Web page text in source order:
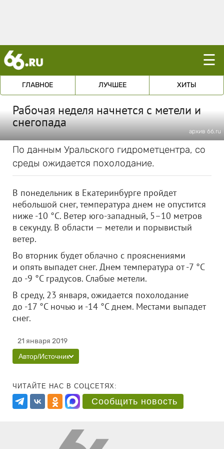
☰
ГЛАВНОЕ ЛУЧШЕЕ ХИТЫ
Рабочая неделя начнется с метели и
снегопада
архив 66.ru
По данным Уральского гидрометцентра, со
среды ожидается похолодание.
В понедельник в Екатеринбурге пройдет
небольшой снег, температура днем не опустится
ниже -10 °C. Ветер юго-западный, 5–10 метров
в секунду. В области — метели и порывистый
ветер.
Во вторник будет облачно с прояснениями
и опять выпадет снег. Днем температура от -7 °C
до -9 °C градусов. Слабые метели.
В среду, 23 января, ожидается похолодание
до -17 °C ночью и -14 °C днем. Местами выпадет
снег.
21 января 2019
Автор/Источник
ЧИТАЙТЕ НАС В СОЦСЕТЯХ:
Сообщить новость